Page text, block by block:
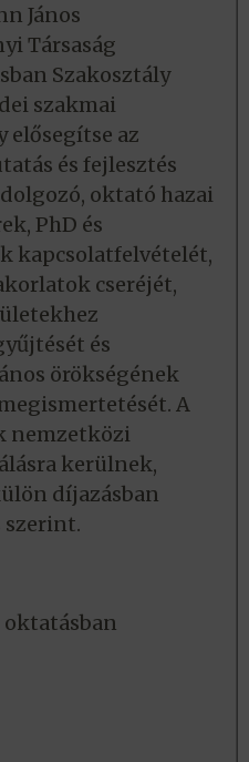
János
Társaság
Szakosztály
szakmai
elősegítse az
és fejlesztés
oktató hazai
PhD és
kapcsolatfelvételét,
cseréjét,
és
örökségének
A
nemzetközi
kerülnek,
díjazásban
szerint.